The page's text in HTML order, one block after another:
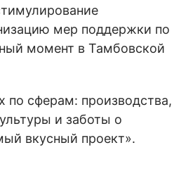
мер поддержки по
момент в Тамбовской
по сферам: производства,
и заботы о
вкусный проект».